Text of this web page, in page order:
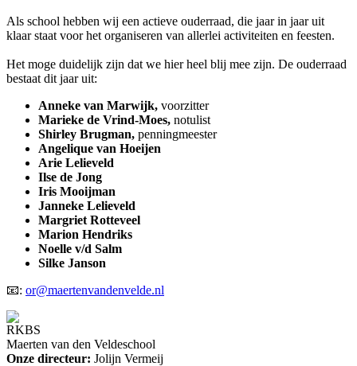
Als school hebben wij een actieve ouderraad, die jaar in jaar uit
klaar staat voor het organiseren van allerlei activiteiten en feesten.
Het moge duidelijk zijn dat we hier heel blij mee zijn. De ouderraad
bestaat dit jaar uit:
Anneke van Marwijk, voorzitter
Marieke de Vrind-Moes, notulist
Shirley Brugman, penningmeester
Angelique van Hoeijen
Arie Lelieveld
Ilse de Jong
Iris Mooijman
Janneke Lelieveld
Margriet Rotteveel
Marion Hendriks
Noelle v/d Salm
Silke Janson
📧: or@maertenvandenvelde.nl
RKBS
Maerten van den Veldeschool
Onze directeur: Jolijn Vermeij